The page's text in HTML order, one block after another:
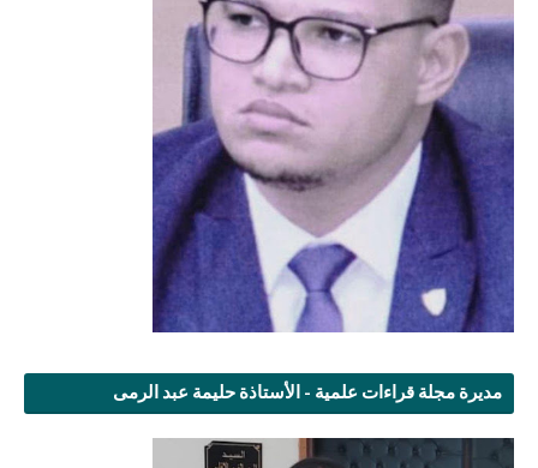
مديرة مجلة قراءات علمية - الأستاذة حليمة عبد الرمى